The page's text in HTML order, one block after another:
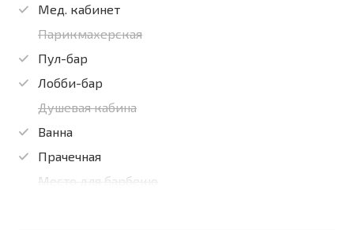
Мед. кабинет
Парикмахерская
Пул-бар
Лобби-бар
Душевая кабина
Ванна
Прачечная
Место для барбекю